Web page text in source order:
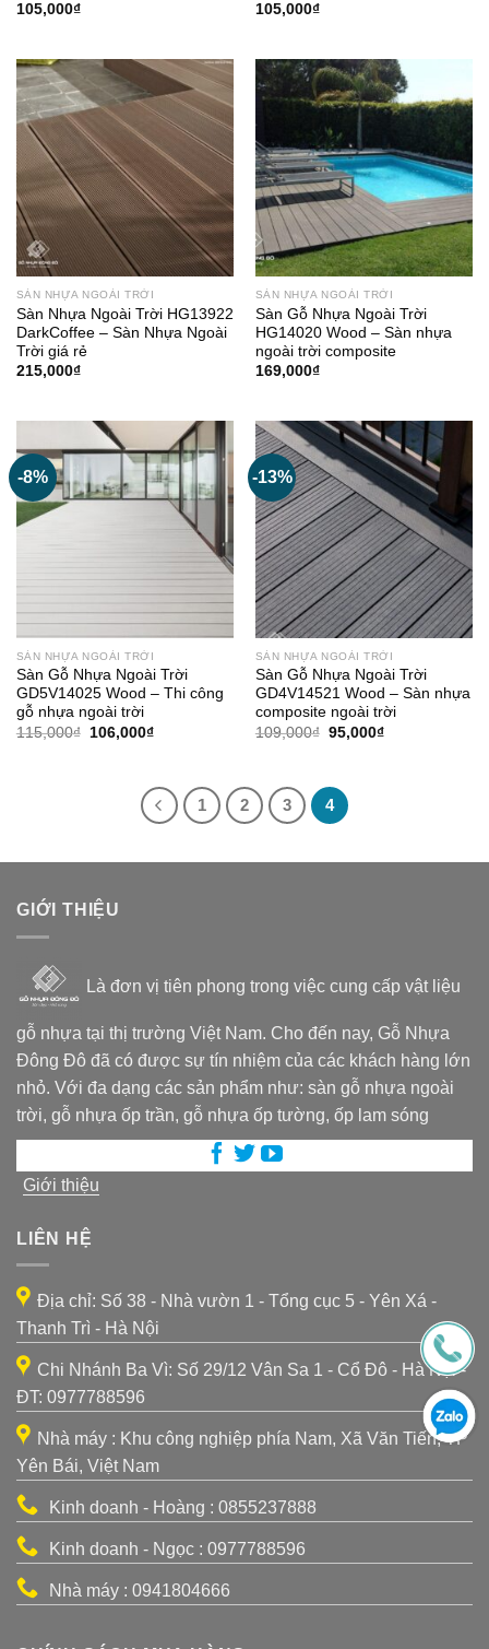
105,000₫
105,000₫
SÀN NHỰA NGOÀI TRỜI
Sàn Nhựa Ngoài Trời HG13922
DarkCoffee – Sàn Nhựa Ngoài
Trời giá rẻ
215,000₫
SÀN NHỰA NGOÀI TRỜI
Sàn Gỗ Nhựa Ngoài Trời
HG14020 Wood – Sàn nhựa
ngoài trời composite
169,000₫
-8%
SÀN NHỰA NGOÀI TRỜI
Sàn Gỗ Nhựa Ngoài Trời
GD5V14025 Wood – Thi công
gỗ nhựa ngoài trời
115,000₫
Giá
106,000₫Giá
106,000₫.
-13%
SÀN NHỰA NGOÀI TRỜI
Sàn Gỗ Nhựa Ngoài Trời
GD4V14521 Wood – Sàn nhựa
composite ngoài trời
109,000₫ Giá
gốc
95,000₫Giá
1 2 3 4
GIỚI THIỆU
Là đơn vị tiên phong trong việc cung cấp vật liệu
gỗ nhựa tại thị trường Việt Nam. Cho đến nay, Gỗ Nhựa
Đông Đô đã có được sự tín nhiệm của các khách hàng lớn
nhỏ. Với đa dạng các sản phẩm như: sàn gỗ nhựa ngoài
trời, gỗ nhựa ốp trần, gỗ nhựa ốp tường, ốp lam sóng
Giới thiệu
LIÊN HỆ
Địa chỉ: Số 38 - Nhà vườn 1 - Tổng cục 5 - Yên Xá -
Thanh Trì - Hà Nội
Chi Nhánh Ba Vì: Số 29/12 Vân Sa 1 - Cổ Đô - Hà Nội -
ĐT: 0977788596
Nhà máy : Khu công nghiệp phía Nam, Xã Văn Tiến, TP
Yên Bái, Việt Nam
Kinh doanh - Hoàng : 0855237888
Kinh doanh - Ngọc : 0977788596
Nhà máy : 0941804666